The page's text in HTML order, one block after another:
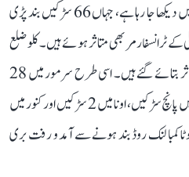
بارش کا سب سے زیادہ اثر منڈی ضلع میں دیکھا جا رہا ہے، جہاں 66 سڑکیں بند پڑی
کے علاوہ منڈی میں 182 بجلی کے ٹرانسفارمر بھی متاثر ہوئے ہیں۔ کلو ضلع
میں 31 سڑکیں اور 31 ٹرانسفارمر متاثر بتائے گئے ہیں۔ اسی طرح سرمور میں 28
سڑکیں، شملہ میں 12 سڑکیں، کانگڑا میں پانچ سڑکیں، اونا میں 2 سڑکیں اور کنور میں
کمبا لنک روڈ بند ہونے سے آمد و رفت بری